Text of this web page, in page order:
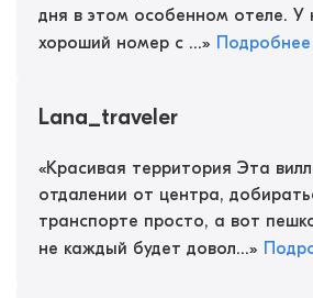
дня в этом особенном отеле. У
хороший номер с ...» Подробнее
Lana_traveler
«Красивая территория Эта
отдалении от центра,
транспорте просто, а вот
не каждый будет довол...»